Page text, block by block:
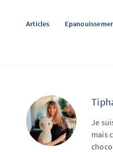
Articles
Je
mais